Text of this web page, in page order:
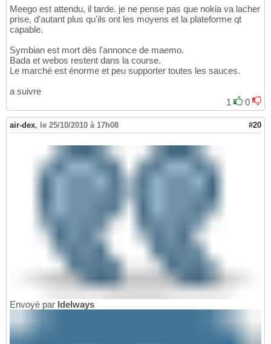
Meego est attendu, il tarde. je ne pense pas que nokia va lacher
prise, d'autant plus qu'ils ont les moyens et la plateforme qt
capable.
Symbian est mort dès l'annonce de maemo.
Bada et webos restent dans la course.
Le marché est énorme et peu supporter toutes les sauces.
a suivre
1
0
air-dex, le 25/10/2010 à 17h08 #20
Envoyé par Idelways